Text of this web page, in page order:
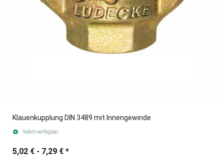
Klauenkupplung DIN 3489 mit Innengewinde
Sofort verfügbar
5,02 € - 7,29 € *